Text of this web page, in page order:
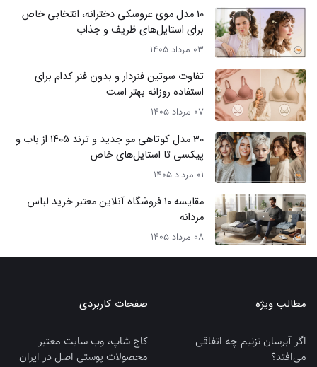
10 مدل موی عروسکی دخترانه، انتخابی خاص
برای استایل‌های ظریف و جذاب
03 مرداد 1405
تفاوت سوتین فنردار و بدون فنر کدام برای
استفاده روزانه بهتر است
07 مرداد 1405
30 مدل کوتاهی مو جدید و ترند ۱۴۰۵ از باب و
پیکسی تا استایل‌های خاص
01 مرداد 1405
مقایسه ۱۰ فروشگاه آنلاین معتبر خرید لباس
مردانه
08 مرداد 1405
مطالب ویژه
اگر آبرسان نزنیم چه اتفاقی
می‌افتد؟
صفحات کاربردی
کاج شاپ، وب سایت معتبر
محصولات پوستی اصل در ایران